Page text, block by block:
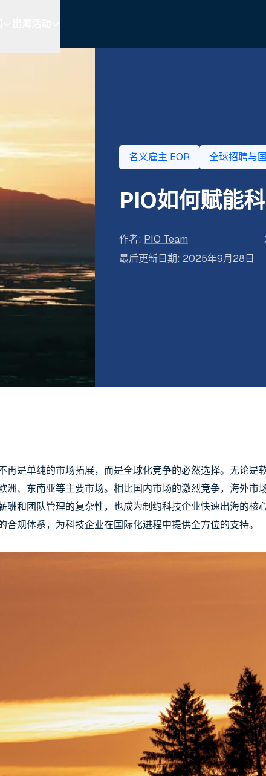
名义雇主 EOR 全球招聘与
PIO如何赋能
作者: PIO Team
最后更新日期: 2025年9月28日
再是单纯的市场拓展，而是全球化竞争的必然选择。无论是
洲、东南亚等主要市场。相比国内市场的激烈竞争，海外市
酬和团队管理的复杂性，也成为制约科技企业快速出海的
合规体系，为科技企业在国际化进程中提供全方位的支持。